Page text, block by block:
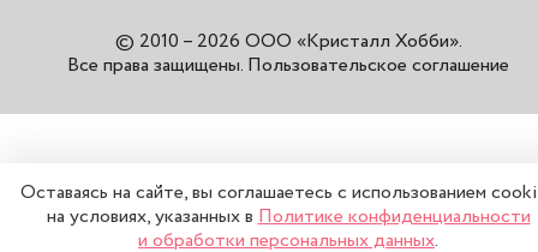
© 2010 – 2026 ООО «Кристалл Хобби».
Все права защищены. Пользовательское соглашение
Оставаясь на сайте, вы соглашаетесь с использованием
на условиях, указанных вПолитике конфиденциальности
и обработки персональных данных.